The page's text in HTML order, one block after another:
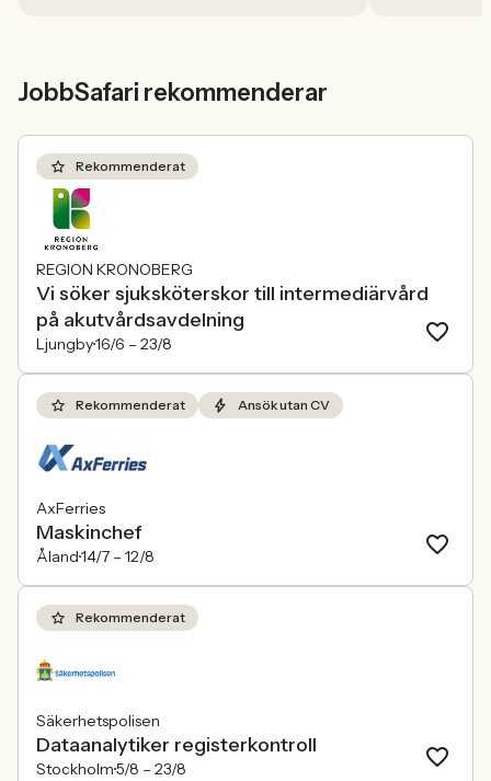
JobbSafari rekommenderar
Rekommenderat
REGION KRONOBERG
Vi söker sjuksköterskor till intermediärvård
på akutvårdsavdelning
Ljungby16/6 – 23/8
Rekommenderat Ansök utan CV
AxFerries
Maskinchef
Åland14/7 – 12/8
Rekommenderat
Säkerhetspolisen
Dataanalytiker registerkontroll
Stockholm5/8 – 23/8